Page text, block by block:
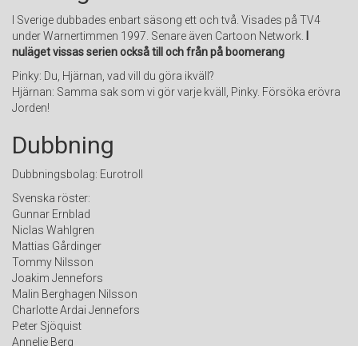
I Sverige dubbades enbart säsong ett och två. Visades på TV4
under Warnertimmen 1997. Senare även Cartoon Network.
nuläget vissas serien också till och från på boomerang
Pinky: Du, Hjärnan, vad vill du göra ikväll?
Hjärnan: Samma sak som vi gör varje kväll, Pinky. Försöka erövra
Jorden!
Dubbning
Dubbningsbolag: Eurotroll
Svenska röster:
Gunnar Ernblad
Niclas Wahlgren
Mattias Gårdinger
Tommy Nilsson
Joakim Jennefors
Malin Berghagen Nilsson
Charlotte Ardai Jennefors
Peter Sjöquist
Annelie Berg